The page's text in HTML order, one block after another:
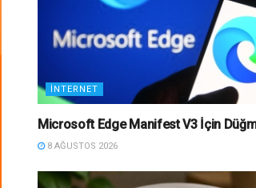
İNTERNET
Microsoft Edge Manifest V3 İçin
8 AĞUSTOS 2026